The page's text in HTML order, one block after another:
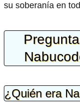
su soberanía en
¿Quién era